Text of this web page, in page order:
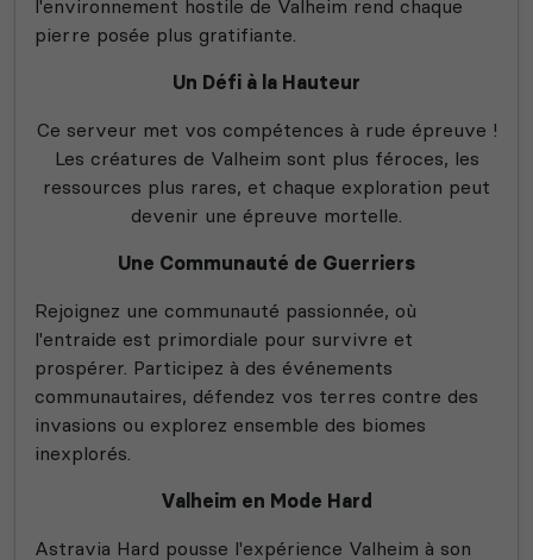
l'environnement hostile de Valheim rend chaque
pierre posée plus gratifiante.
Un Défi à la Hauteur
Ce serveur met vos compétences à rude épreuve !
Les créatures de Valheim sont plus féroces, les
ressources plus rares, et chaque exploration peut
devenir une épreuve mortelle.
Une Communauté de Guerriers
Rejoignez une communauté passionnée, où
l'entraide est primordiale pour survivre et
prospérer. Participez à des événements
communautaires, défendez vos terres contre des
invasions ou explorez ensemble des biomes
inexplorés.
Valheim en Mode Hard
Astravia Hard pousse l'expérience Valheim à son